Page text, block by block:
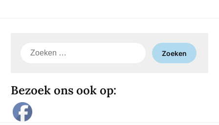
Zoeken
Bezoek ons ook op: